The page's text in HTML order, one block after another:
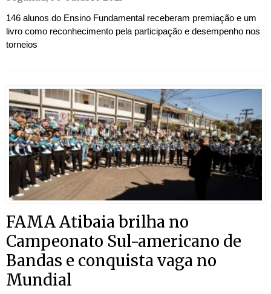
146 alunos do Ensino Fundamental receberam premiação e um
livro como reconhecimento pela participação e desempenho nos
torneios
FAMA Atibaia brilha no
Campeonato Sul-americano de
Bandas e conquista vaga no
Mundial